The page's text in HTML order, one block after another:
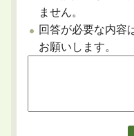
ません。
回答が必要な内容
お願いします。